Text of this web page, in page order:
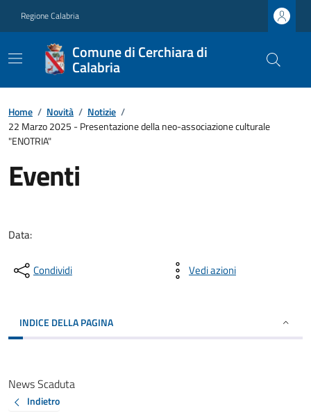
Regione Calabria
Comune di Cerchiara di
Calabria
Home / Novità / Notizie /
22 Marzo 2025 - Presentazione della neo-associazione culturale
"ENOTRIA"
Eventi
Data:
Condividi Vedi azioni
INDICE DELLA PAGINA
News Scaduta
Indietro